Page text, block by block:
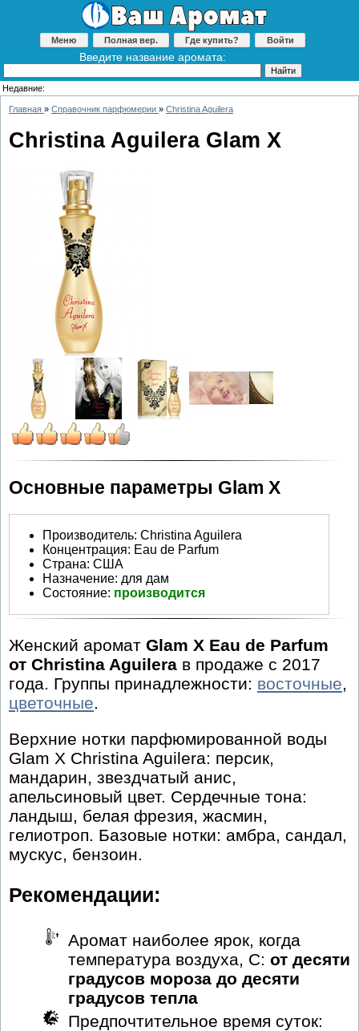
Меню Полная вер. Где купить? Войти
Введите название аромата:
Недавние:
Главная » Справочник парфюмерии » Christina Aguilera
Christina Aguilera Glam X
Основные параметры Glam X
Производитель: Christina Aguilera
Концентрация: Eau de Parfum
Страна: США
Назначение: для дам
Состояние: производится
Женский аромат Glam X Eau de Parfum
от Christina Aguilera в продаже с 2017
года. Группы принадлежности: восточные,
цветочные.
Верхние нотки парфюмированной воды
Glam X Christina Aguilera: персик,
мандарин, звездчатый анис,
апельсиновый цвет. Сердечные тона:
ландыш, белая фрезия, жасмин,
гелиотроп. Базовые нотки: амбра, сандал,
мускус, бензоин.
Рекомендации:
Аромат наиболее ярок, когда
температура воздуха, С: от десяти
градусов мороза до десяти
градусов тепла
Предпочтительное время суток: